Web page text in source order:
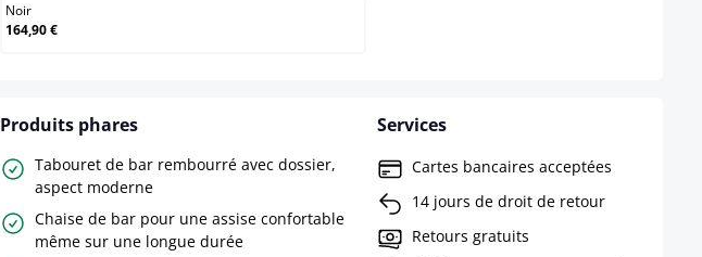
Noir
164,90 €
Produits phares
Tabouret de bar rembourré avec dossier,
aspect moderne
Chaise de bar pour une assise confortable
même sur une longue durée
Services
Cartes bancaires acceptées
14 jours de droit de retour
Retours gratuits